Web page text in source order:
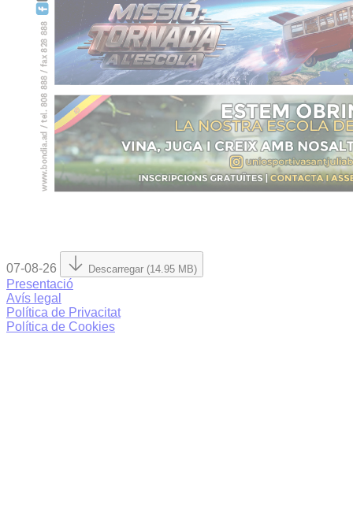
07-08-26 Descarregar (14.95 MB)
Presentació
Avís legal
Política de Privacitat
Política de Cookies